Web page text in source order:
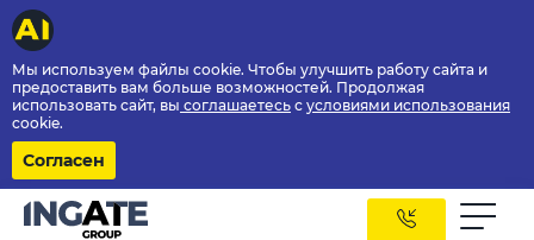
Мы используем файлы cookie. Чтобы улучшить работу сайта и
предоставить вам больше возможностей. Продолжая
использовать сайт, вы соглашаетесь с условиями использования
cookie.
Согласен